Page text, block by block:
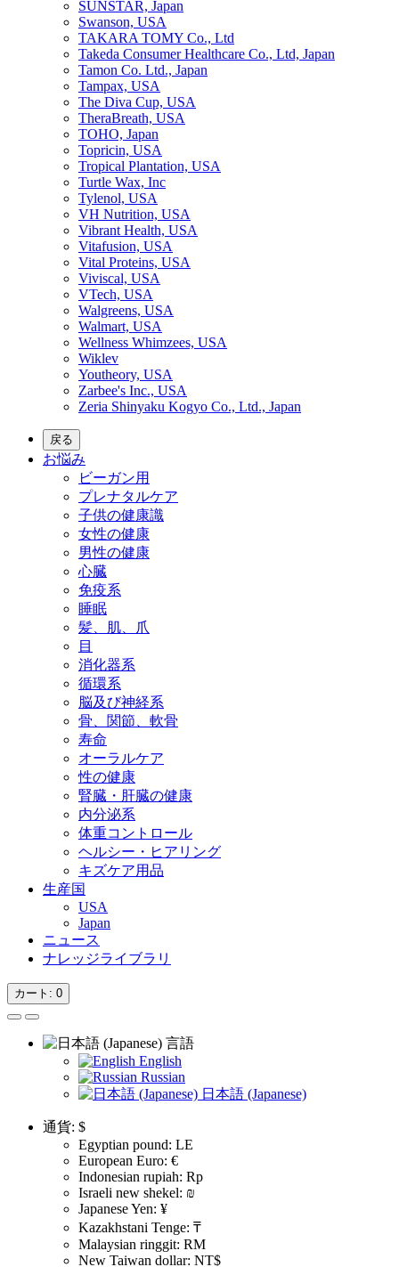
SUNSTAR, Japan
Swanson, USA
TAKARA TOMY Co., Ltd
Takeda Consumer Healthcare Co., Ltd, Japan
Tamon Co. Ltd., Japan
Tampax, USA
The Diva Cup, USA
TheraBreath, USA
TOHO, Japan
Topricin, USA
Tropical Plantation, USA
Turtle Wax, Inc
Tylenol, USA
VH Nutrition, USA
Vibrant Health, USA
Vitafusion, USA
Vital Proteins, USA
Viviscal, USA
VTech, USA
Walgreens, USA
Walmart, USA
Wellness Whimzees, USA
Wiklev
Youtheory, USA
Zarbee's Inc., USA
Zeria Shinyaku Kogyo Co., Ltd., Japan
戻る
お悩み
ビーガン用
プレナタルケア
子供の健康識
女性の健康
男性の健康
心臓
免疫系
睡眠
髪、肌、爪
目
消化器系
循環系
脳及び神経系
骨、関節、軟骨
寿命
オーラルケア
性の健康
腎臓・肝臓の健康
内分泌系
体重コントロール
ヘルシー・ヒアリング
キズケア用品
生産国
USA
Japan
ニュース
ナレッジライブラリ
カート : 0
言語
English
Russian
日本語 (Japanese)
通貨: $
Egyptian pound: LE
European Euro: €
Indonesian rupiah: Rp
Israeli new shekel: ₪
Japanese Yen: ¥
Kazakhstani Tenge: ₸
Malaysian ringgit: RM
New Taiwan dollar: NT$